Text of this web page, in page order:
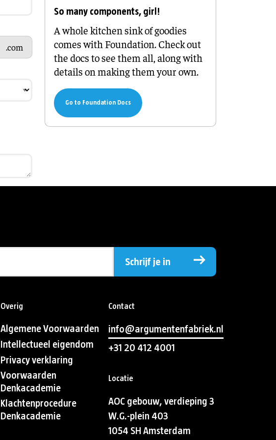
.com
So many components, girl!
A whole kitchen sink of goodies
comes with Foundation. Check out
the docs to see them all, along with
details on making them your own.
Go to Foundation Docs
Schrijf je in
Overig
Algemene Voorwaarden
Intellectueel eigendom
Privacy verklaring
Voorwaarden
Denkacademie
Klachtenprocedure
Denkacademie
Contact
info@argumentenfabriek.nl
+31 20 412 4001
Locatie
AOC gebouw, verdieping 3
W.G.-plein 403
1054 SH Amsterdam